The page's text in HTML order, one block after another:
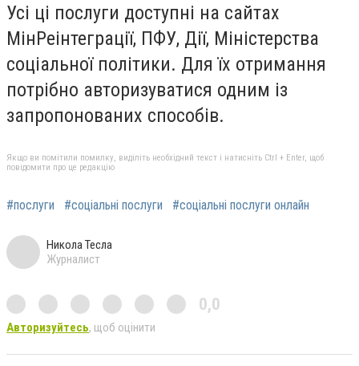
Усі ці послуги доступні на сайтах
МінРеінтеграції, ПФУ, Дії, Міністерства
соціальної політики. Для їх отримання
потрібно авторизуватися одним із
запропонованих способів.
Якщо ви помітили помилку, виділіть необхідний текст і натисніть Ctrl + Enter, щоб
повідомити про це редакцію
#послуги #соціальні послуги #соціальні послуги онлайн
Никола Тесла
Журналист
0,0
Авторизуйтесь, щоб оцінити